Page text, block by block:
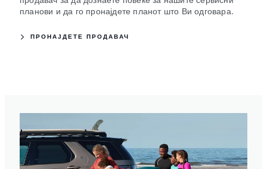
планови и да го пронајдете планот што Ви одговара.
ПРОНАЈДЕТЕ ПРОДАВАЧ